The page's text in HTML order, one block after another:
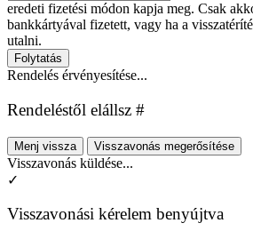
eredeti fizetési módon kapja meg. Csak
bankkártyával fizetett, vagy ha a
utalni.
Folytatás
Rendelés érvényesítése...
Rendeléstől elállsz #
Menj vissza Visszavonás megerősítése
Visszavonás küldése...
✓
Visszavonási kérelem benyújtva